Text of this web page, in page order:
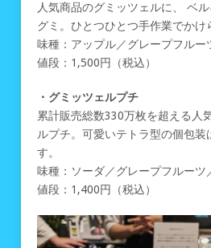
人気商品のグミッツェルに、 ベ
グミ。ひとつひとつ手作業でかけ
味種：アップル／グレープフル
値段：1,500円（税込）
・グミッツェルプチ
累計販売総数330万枚を超える人
ルプチ。可愛いテトラ型の個包
す。
味種：ソーダ／グレープフルーツ
値段：1,400円（税込）